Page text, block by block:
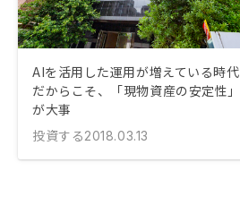
AIを活用した運用が増えている時代
だからこそ、「現物資産の安定性」
が大事
投資する2018.03.13